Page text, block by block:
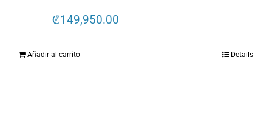
₡149,950.00
Añadir al carrito Details